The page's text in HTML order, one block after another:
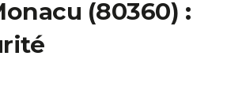
(80360) :